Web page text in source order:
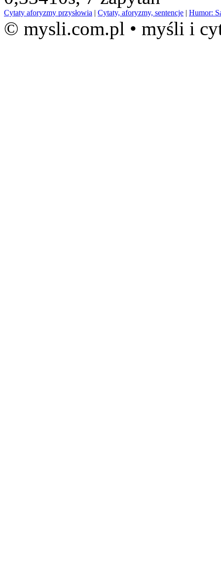
Cytaty aforyzmy przysłowia | Cytaty, aforyzmy, sentencje | Humor:
© mysli.com.pl • myśli i